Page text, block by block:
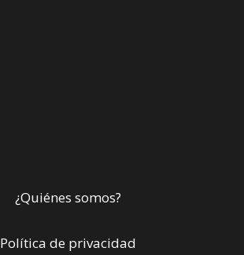
¿Quiénes somos?
Política de privacidad